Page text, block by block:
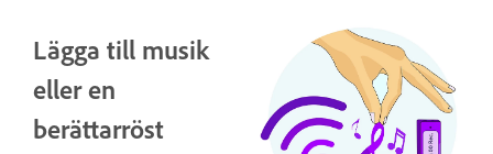
Lägga till musik
eller en
berättarröst